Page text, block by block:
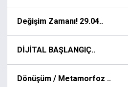
Değişim Zamanı! 29.04..
DİJİTAL BAŞLANGIÇ..
Dönüşüm / Metamorfoz ..